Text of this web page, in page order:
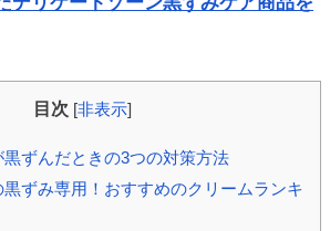
目次 [非表示]
ずんだときの3つの対策方法
ずみ専用！おすすめのクリームランキ